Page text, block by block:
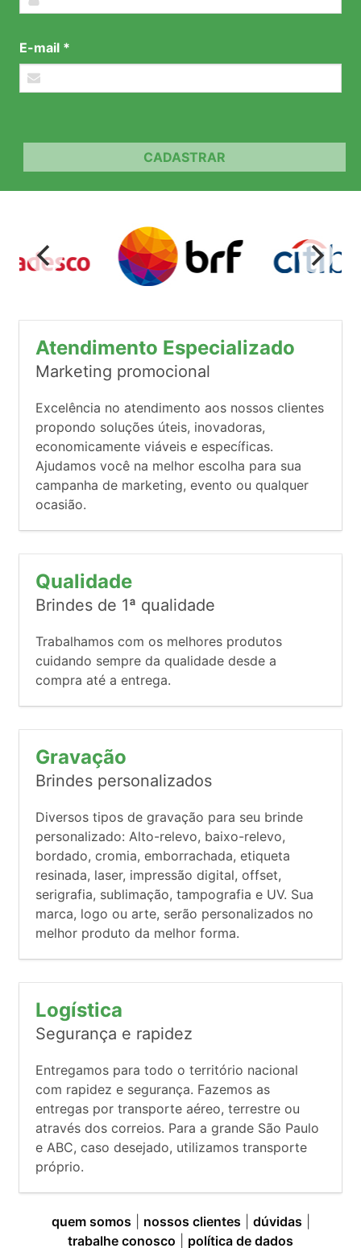
E-mail *
CADASTRAR
Atendimento Especializado
Marketing promocional
Excelência no atendimento aos nossos clientes
propondo soluções úteis, inovadoras,
economicamente viáveis e específicas.
Ajudamos você na melhor escolha para sua
campanha de marketing, evento ou qualquer
ocasião.
Qualidade
Brindes de 1ª qualidade
Trabalhamos com os melhores produtos
cuidando sempre da qualidade desde a
compra até a entrega.
Gravação
Brindes personalizados
Diversos tipos de gravação para seu brinde
personalizado: Alto-relevo, baixo-relevo,
bordado, cromia, emborrachada, etiqueta
resinada, laser, impressão digital, offset,
serigrafia, sublimação, tampografia e UV. Sua
marca, logo ou arte, serão personalizados no
melhor produto da melhor forma.
Logística
Segurança e rapidez
Entregamos para todo o território nacional
com rapidez e segurança. Fazemos as
entregas por transporte aéreo, terrestre ou
através dos correios. Para a grande São Paulo
e ABC, caso desejado, utilizamos transporte
próprio.
quem somos nossos clientes dúvidas
trabalhe conosco
política de dados